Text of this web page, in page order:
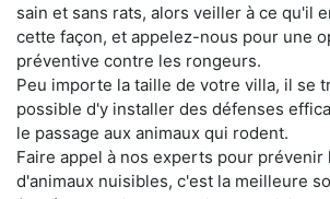
sain et sans rats, alors veiller à ce qu'il
cette façon, et appelez-nous pour une
préventive contre les rongeurs.
Peu importe la taille de votre villa, il se
possible d'y installer des défenses
le passage aux animaux qui rodent.
Faire appel à nos experts pour prévenir
d'animaux nuisibles, c'est la meilleure